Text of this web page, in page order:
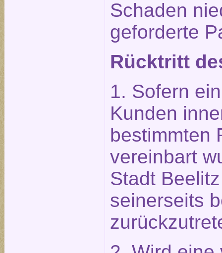
Schaden
geforderte
Rücktritt
1. Sofern
Kunden
bestimmten
vereinbart
Stadt
seinerseits